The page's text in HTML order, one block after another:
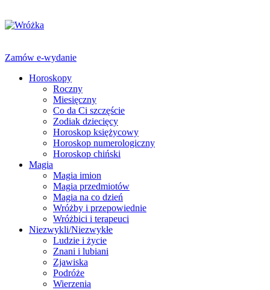
Zamów e-wydanie
Horoskopy
Roczny
Miesięczny
Co da Ci szczęście
Zodiak dziecięcy
Horoskop księżycowy
Horoskop numerologiczny
Horoskop chiński
Magia
Magia imion
Magia przedmiotów
Magia na co dzień
Wróżby i przepowiednie
Wróżbici i terapeuci
Niezwykli/Niezwykłe
Ludzie i życie
Znani i lubiani
Zjawiska
Podróże
Wierzenia